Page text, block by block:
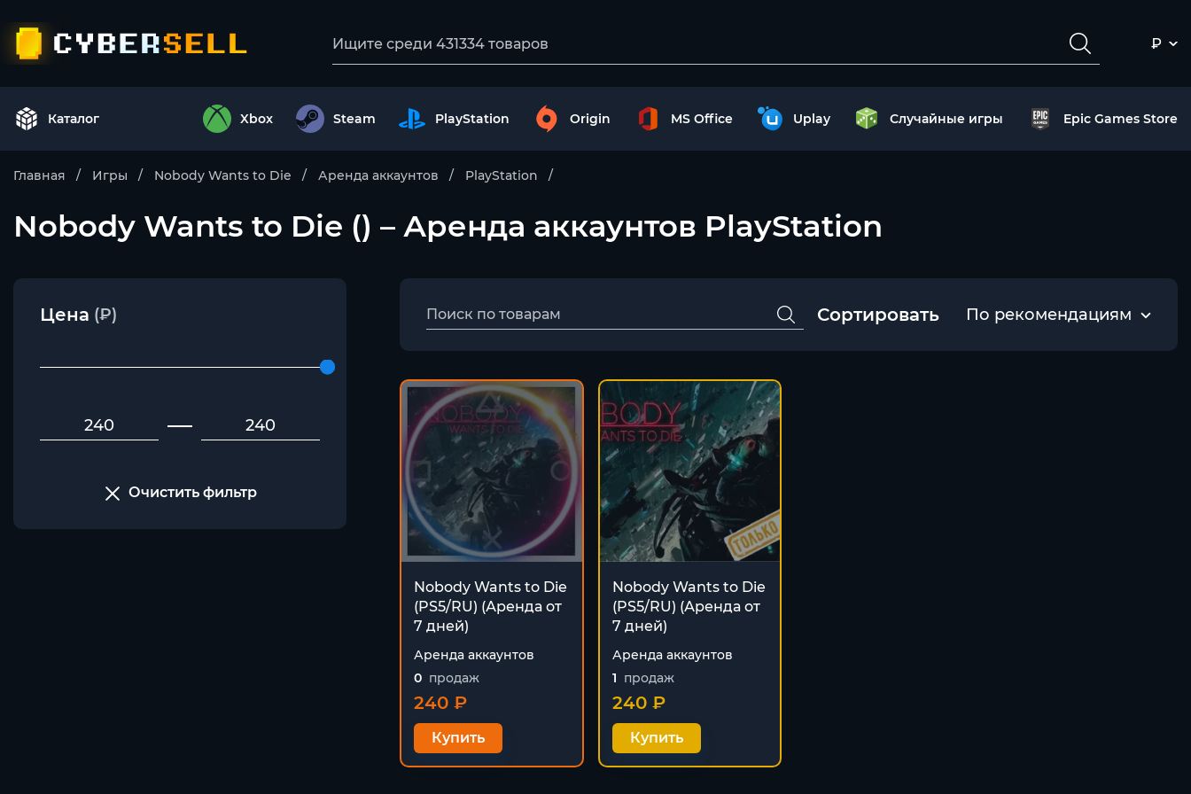
₽
Каталог Xbox Steam PlayStation Origin MS Office Uplay Случайные игры Epic Games Store
Главная Игры Nobody Wants to Die Аренда аккаунтов PlayStation
Nobody Wants to Die () – Аренда аккаунтов PlayStation
Цена (₽)
Очистить фильтр
Сортировать По рекомендациям
Nobody Wants to Die
(PS5/RU) (Аренда от
7 дней)
Аренда аккаунтов
0 продаж
240 ₽
Купить
Nobody Wants to Die
(PS5/RU) (Аренда от
7 дней)
Аренда аккаунтов
1 продаж
240 ₽
Купить